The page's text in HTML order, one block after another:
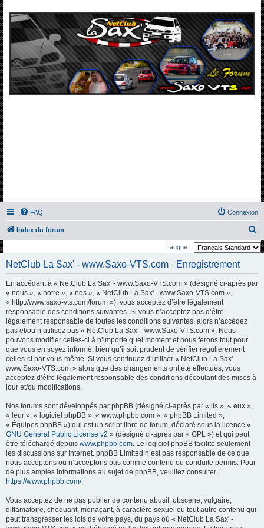
FAQ Connexion
Index du forum
e
Langue :
NetClub La Sax' - www.Saxo-VTS.com - Enregistrement
En accédant à « NetClub La Sax' - www.Saxo-VTS.com » (désigné ci-après par
« nous », « notre », « nos », « NetClub La Sax' - www.Saxo-VTS.com »,
« http://www.saxo-vts.com/forum »), vous acceptez d’être légalement
responsable des conditions suivantes. Si vous n’acceptez pas d’être
légalement responsable de toutes les conditions suivantes, alors n’accédez
pas et/ou n’utilisez pas « NetClub La Sax' - www.Saxo-VTS.com ». Nous
pouvons modifier celles-ci à n’importe quel moment et nous ferons tout pour
que vous en soyez informé, bien qu’il soit prudent de vérifier régulièrement
celles-ci par vous-même. Si vous continuez d’utiliser « NetClub La Sax' -
www.Saxo-VTS.com » alors que des changements ont été effectués, vous
acceptez d’être légalement responsable des conditions découlant des mises à
jour et/ou modifications.
Nos forums sont développés par phpBB (désigné ci-après par « ils », « eux »,
« leur », « logiciel phpBB », « www.phpbb.com », « phpBB Limited »,
« Équipes phpBB ») qui est un script libre de forum, déclaré sous la licence «
GNU General Public License v2 » (désigné ci-après par « GPL ») et qui peut
être téléchargé depuis www.phpbb.com. Le logiciel phpBB facilite seulement
les discussions sur Internet. phpBB Limited n’est pas responsable de ce que
nous acceptons ou n’acceptons pas comme contenu ou conduite permis. Pour
de plus amples informations au sujet de phpBB, veuillez consulter :
https://www.phpbb.com/.
Vous acceptez de ne pas publier de contenu abusif, obscène, vulgaire,
diffamatoire, choquant, menaçant, à caractère sexuel ou tout autre contenu qui
peut transgresser les lois de votre pays, du pays où « NetClub La Sax' -